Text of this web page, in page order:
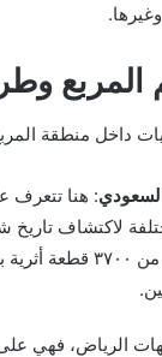
داخل منطقة
: هنا تتعرف
مختلفة لاكتشاف
بالاضافة الى أكثر من
الرياض، فهي على